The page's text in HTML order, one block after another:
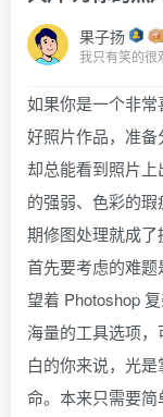
果子扬
我只有笑的很
如果你是一个非
好照片作品，准备
却总能看到照片
的强弱、色彩的
期修图处理就成
首先要考虑的难题
望着 Photoshop
海量的工具选项
白的你来说，光
命。本来只需要